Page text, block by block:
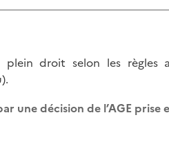
droit selon les règles
une décision de l’AGE prise